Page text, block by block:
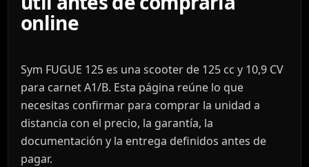
online
Sym FUGUE 125 es una scooter de 125 cc y 10,9 CV
para carnet A1/B. Esta página reúne lo que
necesitas confirmar para comprar la unidad a
distancia con el precio, la garantía, la
documentación y la entrega definidos antes de
pagar.